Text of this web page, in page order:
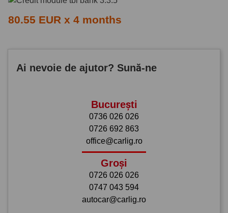
80.55 EUR x 4 months
Ai nevoie de ajutor? Sună-ne
București
0736 026 026
0726 692 863
office@carlig.ro
Groși
0726 026 026
0747 043 594
autocar@carlig.ro